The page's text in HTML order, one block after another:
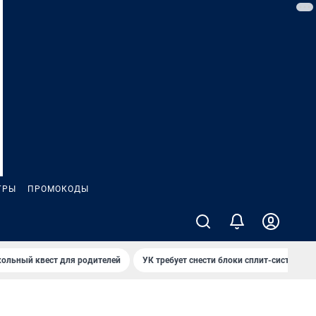
ПРОМОКОДЫ
квест для родителей УК требует снести блоки сплит-систем